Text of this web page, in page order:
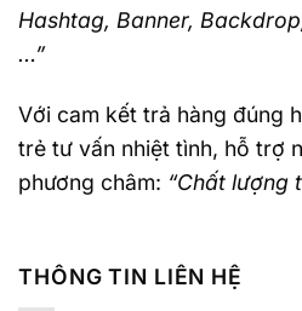
Hashtag, Banner,
…”
Với cam kết trả hàng đúng
trẻ tư vấn nhiệt tình, hỗ trợ
phương châm: “Chất lượng
THÔNG TIN LIÊN HỆ